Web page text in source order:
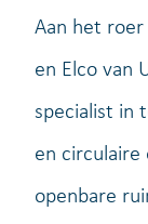
Aan het roer
en Elco van
specialist in
en circulaire
openbare